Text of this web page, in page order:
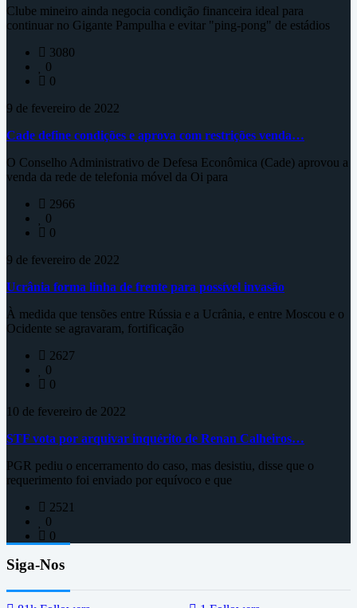
Clube mineiro ainda negocia condição financeira ideal para
continuar no Gigante Pampulha e evitar "ping-pong" de estádios
3080
0
0
9 de fevereiro de 2022
Cade define condições e aprova com restrições venda…
O Conselho Administrativo de Defesa Econômica (Cade) aprovou a
venda da rede de telefonia móvel da Oi para
2966
0
0
9 de fevereiro de 2022
Ucrânia forma linha de frente para possível invasão
À medida que tensões entre Rússia e a Ucrânia, e entre Moscou e o
Ocidente se agravaram, fortificação
2627
0
0
10 de fevereiro de 2022
STF vota por arquivar inquérito de Renan Calheiros…
PGR pediu o encerramento do caso, mas desistiu, disse que o
requerimento foi enviado por equívoco e que
2521
0
0
Siga-Nos